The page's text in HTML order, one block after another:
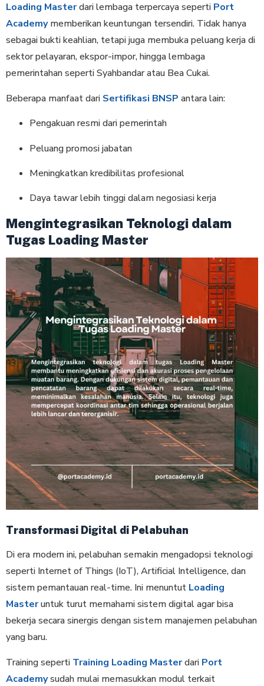
Loading Masterdari lembaga terpercaya seperti Port
Academymemberikan keuntungan tersendiri. Tidak hanya
sebagai bukti keahlian, tetapi juga membuka peluang kerja di
sektor pelayaran, ekspor-impor, hingga lembaga
pemerintahan seperti Syahbandar atau Bea Cukai.
Beberapa manfaat dari Sertifikasi BNSP antara lain:
Pengakuan resmi dari pemerintah
Peluang promosi jabatan
Meningkatkan kredibilitas profesional
Daya tawar lebih tinggi dalam negosiasi kerja
Mengintegrasikan Teknologi dalam
Tugas Loading Master
Transformasi Digital di Pelabuhan
Di era modern ini, pelabuhan semakin mengadopsi teknologi
seperti Internet of Things (IoT), Artificial Intelligence, dan
sistem pemantauan real-time. Ini menuntut Loading
Masteruntuk turut memahami sistem digital agar bisa
bekerja secara sinergis dengan sistem manajemen pelabuhan
yang baru.
Training seperti Training Loading Masterdari Port
Academysudah mulai memasukkan modul terkait